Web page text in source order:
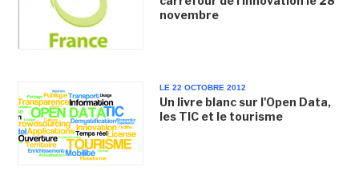
novembre
LE 22 OCTOBRE 2012
Un livre blanc sur l'Open Data,
les TIC et le tourisme